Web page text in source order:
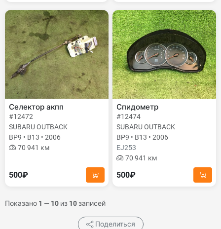
Селектор акпп
#12472
SUBARU OUTBACK
BP9 • B13 • 2006
70 941 км
500₽
Спидометр
#12474
SUBARU OUTBACK
BP9 • B13 • 2006
EJ253
70 941 км
500₽
Показано 1 — 10 из 10записей
Поделиться